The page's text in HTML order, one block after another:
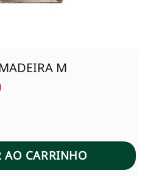
M
O
AO CARRINHO